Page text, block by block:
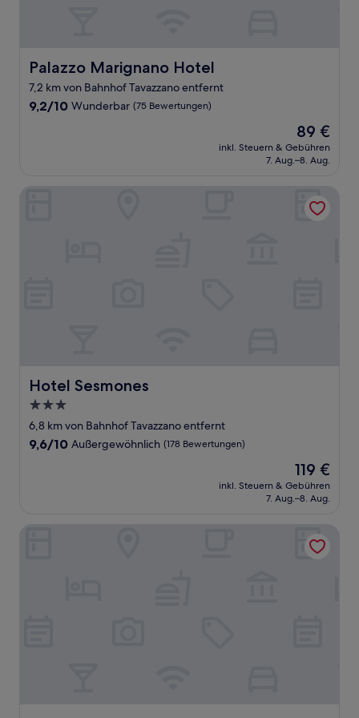
Palazzo Marignano Hotel
Palazzo Marignano Hotel
7,2 km von Bahnhof Tavazzano entfernt
9.2
9,2/10 Wunderbar (75 Bewertungen)
Der
Preis
beträgt
89 €
inkl. Steuern & Gebühren
7. Aug.–8. Aug.
Hotel Sesmones
Hotel Sesmones
3.0-
Sterne-
Unterkunft
6,8 km von Bahnhof Tavazzano entfernt
9.6
9,6/10 Außergewöhnlich (178 Bewertungen)
Der
Preis
beträgt
119 €
inkl. Steuern & Gebühren
7. Aug.–8. Aug.